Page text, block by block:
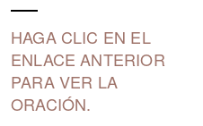
HAGA CLIC EN EL
ENLACE ANTERIOR
PARA VER LA
ORACIÓN.